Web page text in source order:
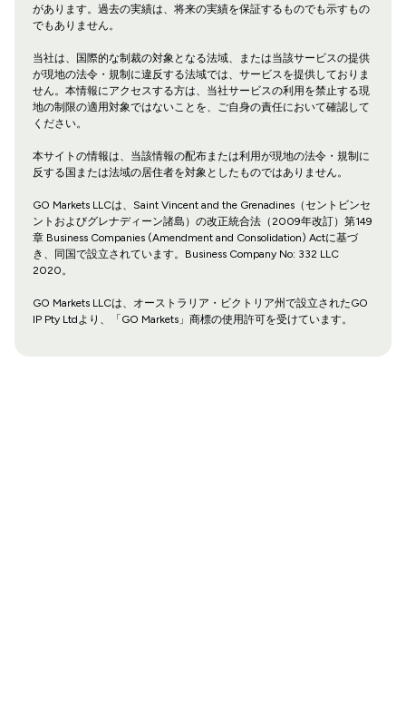
があります。過去の実績は、将来の実績を保証するものでも示すもの
でもありません。
当社は、国際的な制裁の対象となる法域、または当該サービスの提供
が現地の法令・規制に違反する法域では、サービスを提供しておりま
せん。本情報にアクセスする方は、当社サービスの利用を禁止する現
地の制限の適用対象ではないことを、ご自身の責任において確認して
ください。
本サイトの情報は、当該情報の配布または利用が現地の法令・規制に
反する国または法域の居住者を対象としたものではありません。
GO Markets LLCは、Saint Vincent and the Grenadines（セントビンセ
ントおよびグレナディーン諸島）の改正統合法（2009年改訂）第149
章 Business Companies (Amendment and Consolidation) Actに基づ
き、同国で設立されています。Business Company No: 332 LLC
2020。
GO Markets LLCは、オーストラリア・ビクトリア州で設立されたGO
IP Pty Ltdより、「GO Markets」商標の使用許可を受けています。